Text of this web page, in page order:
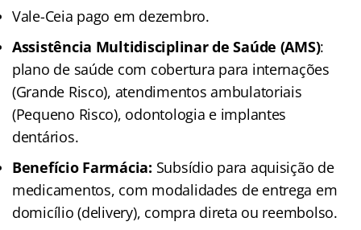
Vale-Ceia pago em dezembro.
Assistência Multidisciplinar de Saúde (AMS):
plano de saúde com cobertura para internações
(Grande Risco), atendimentos ambulatoriais
(Pequeno Risco), odontologia e implantes
dentários.
Benefício Farmácia: Subsídio para aquisição de
medicamentos, com modalidades de entrega em
domicílio (delivery), compra direta ou reembolso.